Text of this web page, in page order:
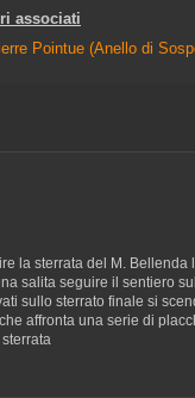
associati
Pointue (Anello di
la sterrata del M. Bellenda
salita seguire il sentiero
sullo sterrato finale si
affronta una serie di